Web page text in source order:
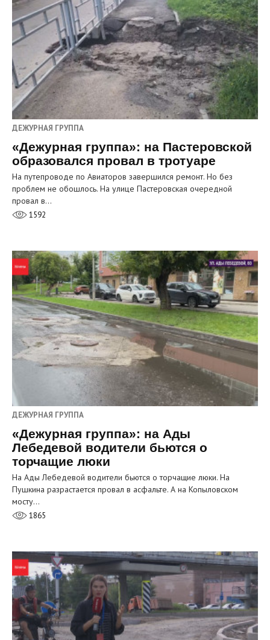
ДЕЖУРНАЯ ГРУППА
«Дежурная группа»: на Пастеровской
образовался провал в тротуаре
На путепроводе по Авиаторов завершился ремонт. Но без
проблем не обошлось. На улице Пастеровская очередной
провал в…
1592
ДЕЖУРНАЯ ГРУППА
«Дежурная группа»: на Ады
Лебедевой водители бьются о
торчащие люки
На Ады Лебедевой водители бьются о торчащие люки. На
Пушкина разрастается провал в асфальте. А на Копыловском
мосту…
1865